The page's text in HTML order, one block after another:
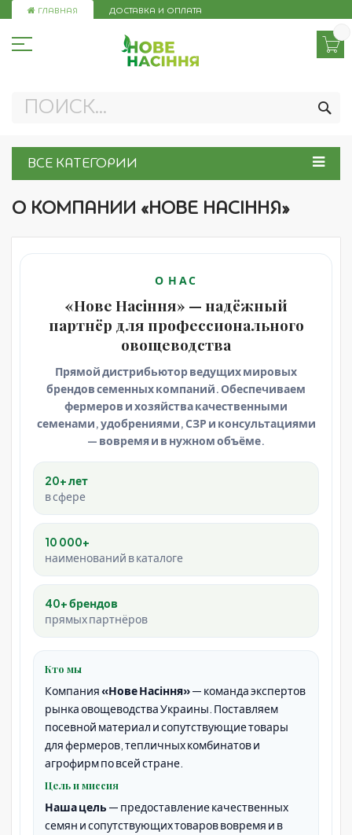
Skip
ГЛАВНАЯ ДОСТАВКА И ОПЛАТА
ВСЕ КАТЕГОРИИ
О КОМПАНИИ «НОВЕ НАСІННЯ»
О НАС
«Нове Насіння» — надёжный
партнёр для профессионального
овощеводства
Прямой дистрибьютор ведущих мировых
брендов семенных компаний. Обеспечиваем
фермеров и хозяйства качественными
семенами, удобрениями, СЗР и консультациями
— вовремя и в нужном объёме.
20+ лет
в сфере
10 000+
наименований в каталоге
40+ брендов
прямых партнёров
Кто мы
Компания«Нове Насіння»— команда экспертов
рынка овощеводства Украины. Поставляем
посевной материал и сопутствующие товары
для фермеров, тепличных комбинатов и
агрофирм по всей стране.
Цель и миссия
Наша цель — предоставление качественных
семян и сопутствующих товаров вовремя и в